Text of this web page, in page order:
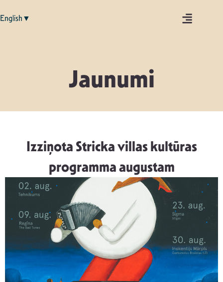
English▼
Jaunumi
Izziņota Stricka villas kultūras
programma augustam